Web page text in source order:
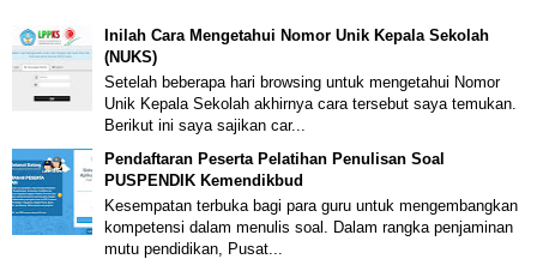
Inilah Cara Mengetahui Nomor Unik Kepala Sekolah
(NUKS)
Setelah beberapa hari browsing untuk mengetahui Nomor
Unik Kepala Sekolah akhirnya cara tersebut saya temukan.
Berikut ini saya sajikan car...
Pendaftaran Peserta Pelatihan Penulisan Soal
PUSPENDIK Kemendikbud
Kesempatan terbuka bagi para guru untuk mengembangkan
kompetensi dalam menulis soal. Dalam rangka penjaminan
mutu pendidikan, Pusat...